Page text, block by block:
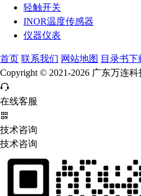
轻触开关
INOR温度传感器
仪器仪表
首页 联系我们 网站地图 目录书下
Copyright © 2021-2026 广东万连
在线客服
技术咨询
技术咨询